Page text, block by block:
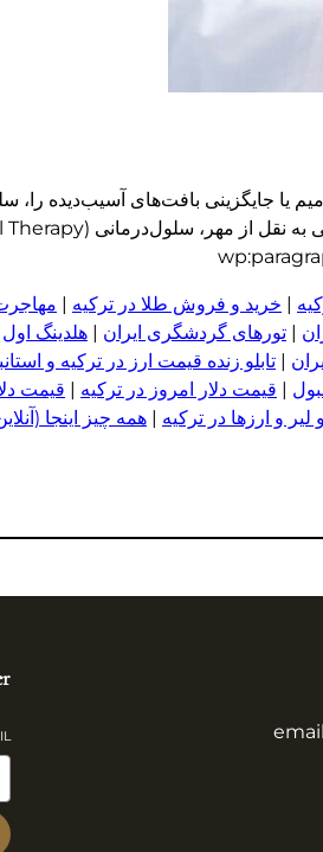
یا جایگزینی بافت‌های آسیب‌دیده را،
| خرید و فروش طلا در ترکیه |
| تورهای گردشگری ایران | هلدینگ اول
| تابلو زنده قیمت ارز در ترکیه و
| قیمت دلار امروز در ترکیه | قیمت
و ار زها در ترکیه | همه چیز اینجا